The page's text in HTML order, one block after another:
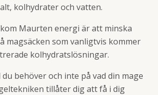
kolhydrater och vatten.
Maurten energi är att minska
magsäcken som vanligtvis kommer
kolhydratslösningar.
du behöver och inte på vad din mage
tillåter dig att få i dig